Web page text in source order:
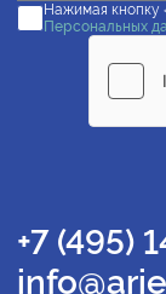
Нажимая кнопку
Персональных
+7 (495)